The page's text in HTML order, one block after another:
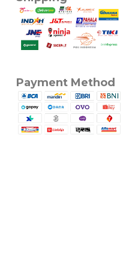
Payment Method